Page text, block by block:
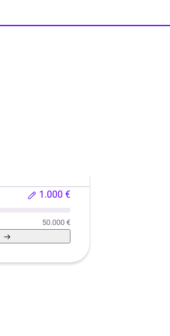
1.000 €
50.000 €